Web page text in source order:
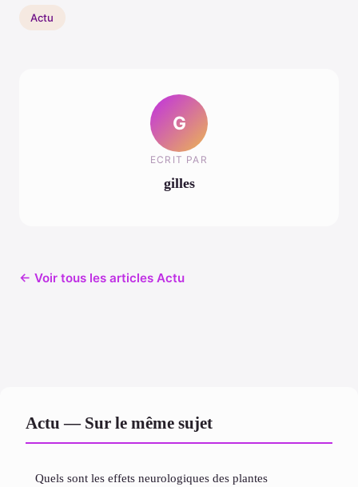
Actu
G
ECRIT PAR
gilles
← Voir tous les articles Actu
Actu — Sur le même sujet
Quels sont les effets neurologiques des plantes